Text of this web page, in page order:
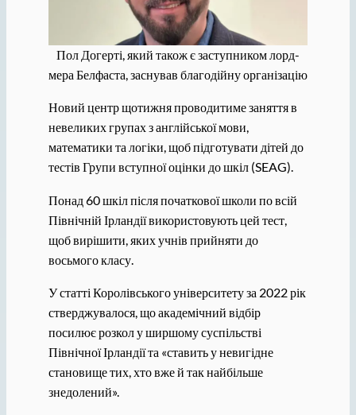
Пол Догерті, який також є заступником лорд-
мера Белфаста, заснував благодійну організацію
Новий центр щотижня проводитиме заняття в
невеликих групах з англійської мови,
математики та логіки, щоб підготувати дітей до
тестів Групи вступної оцінки до шкіл (SEAG).
Понад 60 шкіл після початкової школи по всій
Північній Ірландії використовують цей тест,
щоб вирішити, яких учнів прийняти до
восьмого класу.
У статті Королівського університету за 2022 рік
стверджувалося, що академічний відбір
посилює розкол у ширшому суспільстві
Північної Ірландії та «ставить у невигідне
становище тих, хто вже й так найбільше
знедолений».